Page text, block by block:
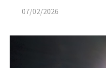
07/02/2026